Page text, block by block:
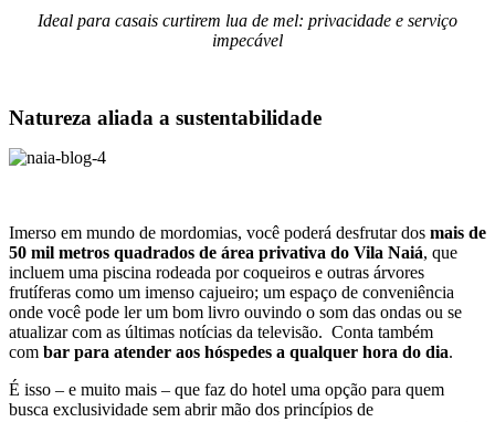
Ideal para casais curtirem lua de mel: privacidade e serviço
impecável
Natureza aliada a sustentabilidade
Imerso em mundo de mordomias, você poderá desfrutar dos mais de
50 mil metros quadrados de área privativa do Vila Naiá, que
incluem uma piscina rodeada por coqueiros e outras árvores
frutíferas como um imenso cajueiro; um espaço de conveniência
onde você pode ler um bom livro ouvindo o som das ondas ou se
atualizar com as últimas notícias da televisão. Conta também
com bar para atender aos hóspedes a qualquer hora do dia.
É isso – e muito mais – que faz do hotel uma opção para quem
busca exclusividade sem abrir mão dos princípios de